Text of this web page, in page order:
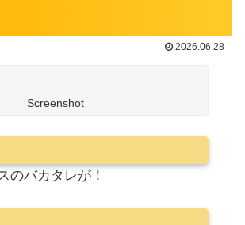
2026.06.28
Screenshot
のバカタレが！